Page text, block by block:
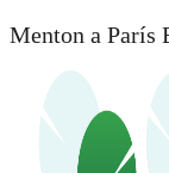
Menton a París